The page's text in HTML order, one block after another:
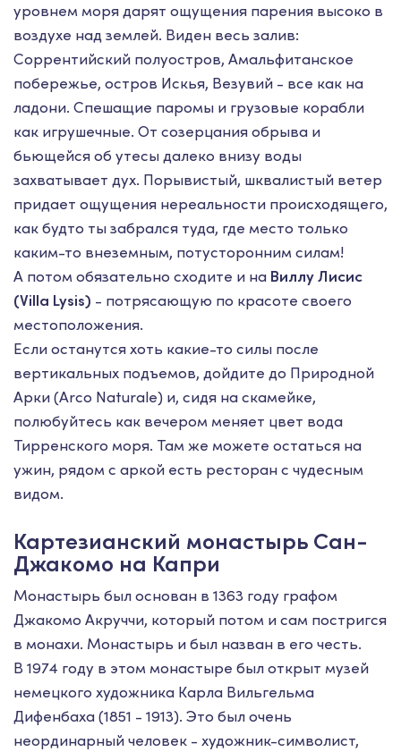
уровнем моря дарят ощущения парения высоко в
воздухе над землей. Виден весь залив:
Соррентийский полуостров, Амальфитанское
побережье, остров Искья, Везувий - все как на
ладони. Спешащие паромы и грузовые корабли
как игрушечные. От созерцания обрыва и
бьющейся об утесы далеко внизу воды
захватывает дух. Порывистый, шквалистый ветер
придает ощущения нереальности происходящего,
как будто ты забрался туда, где место только
каким-то внеземным, потусторонним силам!
А потом обязательно сходите и на Виллу Лисис
(Villa Lysis) - потрясающую по красоте своего
местоположения.
Если останутся хоть какие-то силы после
вертикальных подъемов, дойдите до Природной
Арки (Arco Naturale) и, сидя на скамейке,
полюбуйтесь как вечером меняет цвет вода
Тирренского моря. Там же можете остаться на
ужин, рядом с аркой есть ресторан с чудесным
видом.
Картезианский монастырь Сан-
Джакомо на Капри
Монастырь был основан в 1363 году графом
Джакомо Акруччи, который потом и сам постригся
в монахи. Монастырь и был назван в его честь.
В 1974 году в этом монастыре был открыт музей
немецкого художника Карла Вильгельма
Дифенбаха (1851 - 1913). Это был очень
неординарный человек - художник-символист,